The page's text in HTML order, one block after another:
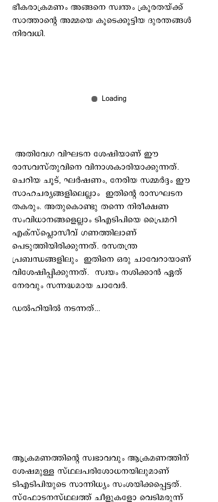
ഭീകരാക്രമണം അങ്ങനെ സ്വന്തം ക്രൂരതയ്ക്ക്
സാത്താന്‍റെ അമ്മയെ കൂടെക്കൂട്ടിയ ദുരന്തങ്ങള്‍
നിരവധി.
അതിവേഗ വിഘടന ശേഷിയാണ് ഈ
രാസവസ്തുവിനെ വിനാശകാരിയാക്കുന്നത്.
ചെറിയ ചൂട്, ഘർഷണം, നേരിയ സമ്മര്‍ദ്ദം ഈ
സാഹചര്യങ്ങളിലെല്ലാം ഇതിന്റെ രാസഘടന
തകരും. അതുകൊണ്ടു തന്നെ നിരീക്ഷണ
സംവിധാനങ്ങളെല്ലാം ടിഎടിപിയെ പ്രൈമറി
എക്സ്പ്ലൊസീവ് ഗണത്തിലാണ്
പെടുത്തിയിരിക്കുന്നത്. രസതന്ത്ര
പ്രബന്ധങ്ങളിലും ഇതിനെ ഒരു ചാവേറായാണ്
വിശേഷിപ്പിക്കുന്നത്. സ്വയം നശിക്കാന്‍ ഏത്
നേരവും സന്നദ്ധമായ ചാവേര്‍.
ഡല്‍ഹിയില്‍ നടന്നത്...
ആക്രമണത്തിന്‍റെ സ്വഭാവവും ആക്രമണത്തിന്
ശേഷമുള്ള സ്ഥലപരിശോധനയിലുമാണ്
ടിഎടിപിയുടെ സാന്നിധ്യം സംശയിക്കപ്പെട്ടത്.
സ്ഫോടനസ്ഥലത്ത് ചീളുകളോ വെടിമരുന്ന്